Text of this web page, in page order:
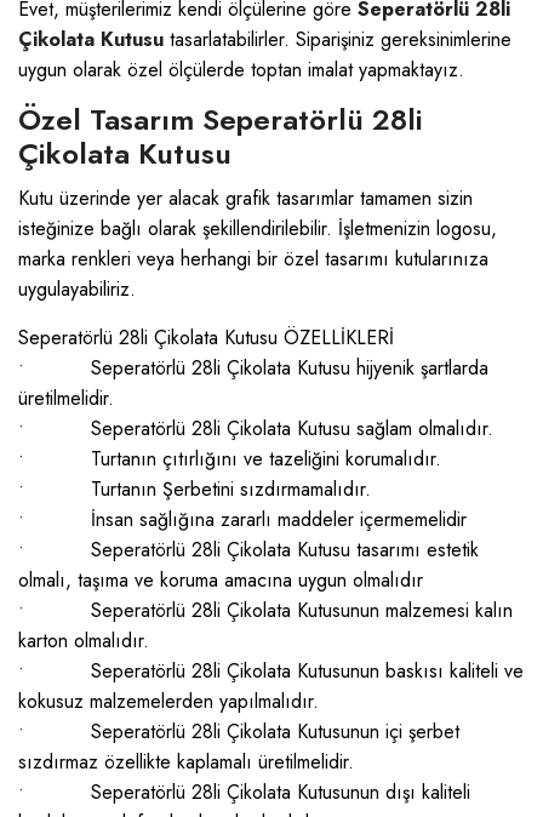
Evet, müşterilerimiz kendi ölçülerine göre Seperatörlü 28li
Çikolata Kutusu tasarlatabilirler. Siparişiniz gereksinimlerine
uygun olarak özel ölçülerde toptan imalat yapmaktayız.
Özel Tasarım Seperatörlü 28li
Çikolata Kutusu
Kutu üzerinde yer alacak grafik tasarımlar tamamen sizin
isteğinize bağlı olarak şekillendirilebilir. İşletmenizin logosu,
marka renkleri veya herhangi bir özel tasarımı kutularınıza
uygulayabiliriz.
Seperatörlü 28li Çikolata Kutusu ÖZELLİKLERİ
• Seperatörlü 28li Çikolata Kutusu hijyenik şartlarda
üretilmelidir.
• Seperatörlü 28li Çikolata Kutusu sağlam olmalıdır.
• Turtanın çıtırlığını ve tazeliğini korumalıdır.
• Turtanın Şerbetini sızdırmamalıdır.
• İnsan sağlığına zararlı maddeler içermemelidir
• Seperatörlü 28li Çikolata Kutusu tasarımı estetik
olmalı, taşıma ve koruma amacına uygun olmalıdır
• Seperatörlü 28li Çikolata Kutusunun malzemesi kalın
karton olmalıdır.
• Seperatörlü 28li Çikolata Kutusunun baskısı kaliteli ve
kokusuz malzemelerden yapılmalıdır.
• Seperatörlü 28li Çikolata Kutusunun içi şerbet
sızdırmaz özellikte kaplamalı üretilmelidir.
• Seperatörlü 28li Çikolata Kutusunun dışı kaliteli